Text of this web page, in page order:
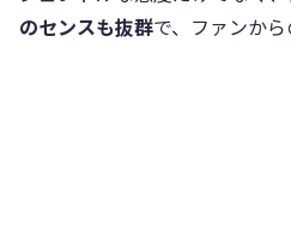
のセンスも抜群で、ファンから